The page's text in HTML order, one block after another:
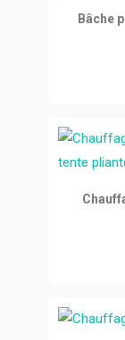
Bâche